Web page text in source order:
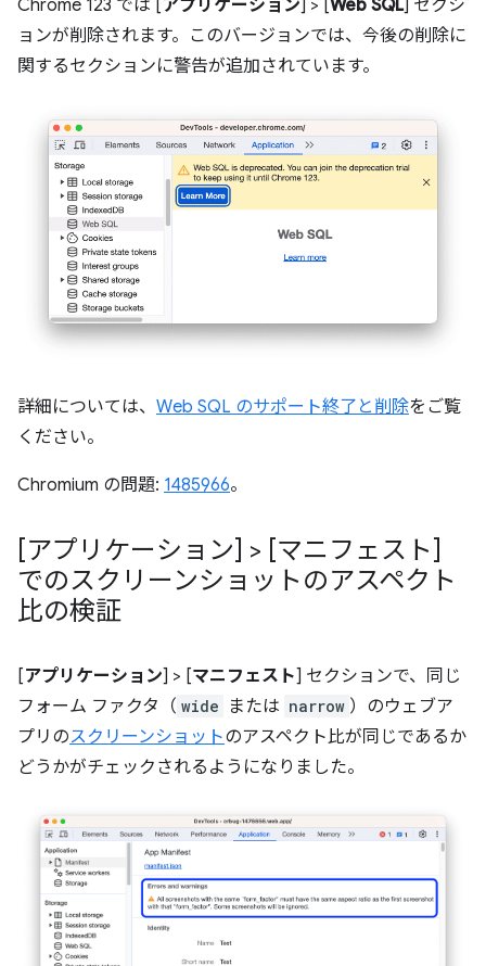
Chrome 123 では [アプリケーション] > [Web SQL] セクシ
ョンが削除されます。このバージョンでは、今後の削除に
関するセクションに警告が追加されています。
詳細については、 Web SQL のサポート終了と削除をご覧
ください。
Chromium の問題: 1485966。
[アプリケーション] > [マニフェスト]
でのスクリーンショットのアスペクト
比の検証
[アプリケーション] > [マニフェスト] セクションで、同じ
フォーム ファクタ（ wide または narrow ）のウェブア
プリのスクリーンショットのアスペクト比が同じであるか
どうかがチェックされるようになりました。